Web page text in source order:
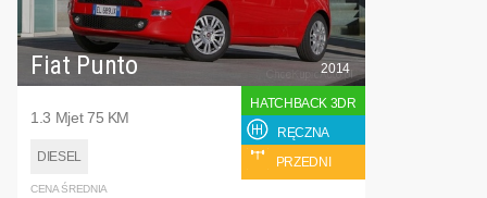
Fiat Punto
1.3 Mjet 75 KM
DIESEL
2014
HATCHBACK 3DR
RĘCZNA
PRZEDNI
CENA ŚREDNIA